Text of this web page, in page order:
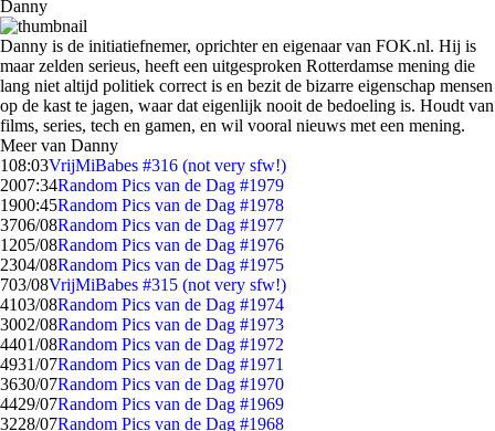
Danny
Danny is de initiatiefnemer, oprichter en eigenaar van FOK.nl. Hij is
maar zelden serieus, heeft een uitgesproken Rotterdamse mening die
lang niet altijd politiek correct is en bezit de bizarre eigenschap mensen
op de kast te jagen, waar dat eigenlijk nooit de bedoeling is. Houdt van
films, series, tech en gamen, en wil vooral nieuws met een mening.
Meer van Danny
108:03VrijMiBabes #316 (not very sfw!)
2007:34Random Pics van de Dag #1979
1900:45Random Pics van de Dag #1978
3706/08Random Pics van de Dag #1977
1205/08Random Pics van de Dag #1976
2304/08Random Pics van de Dag #1975
703/08VrijMiBabes #315 (not very sfw!)
4103/08Random Pics van de Dag #1974
3002/08Random Pics van de Dag #1973
4401/08Random Pics van de Dag #1972
4931/07Random Pics van de Dag #1971
3630/07Random Pics van de Dag #1970
4429/07Random Pics van de Dag #1969
3228/07Random Pics van de Dag #1968